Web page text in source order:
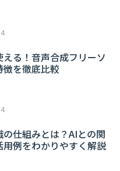
える！音声合成フリーソ
徴を徹底比較
の仕組みとは？AIとの関
用例をわかりやすく解説